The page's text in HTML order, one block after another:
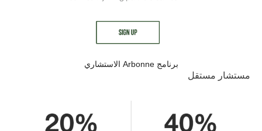
برنامج Arbonne الاستشاري
مستشار مستقل